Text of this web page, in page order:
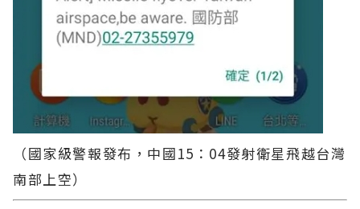
（國家級警報發布，中國15：04發射衛星飛越台灣
南部上空）